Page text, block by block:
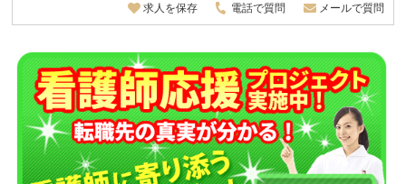
求人を保存 電話で質問 メールで質問